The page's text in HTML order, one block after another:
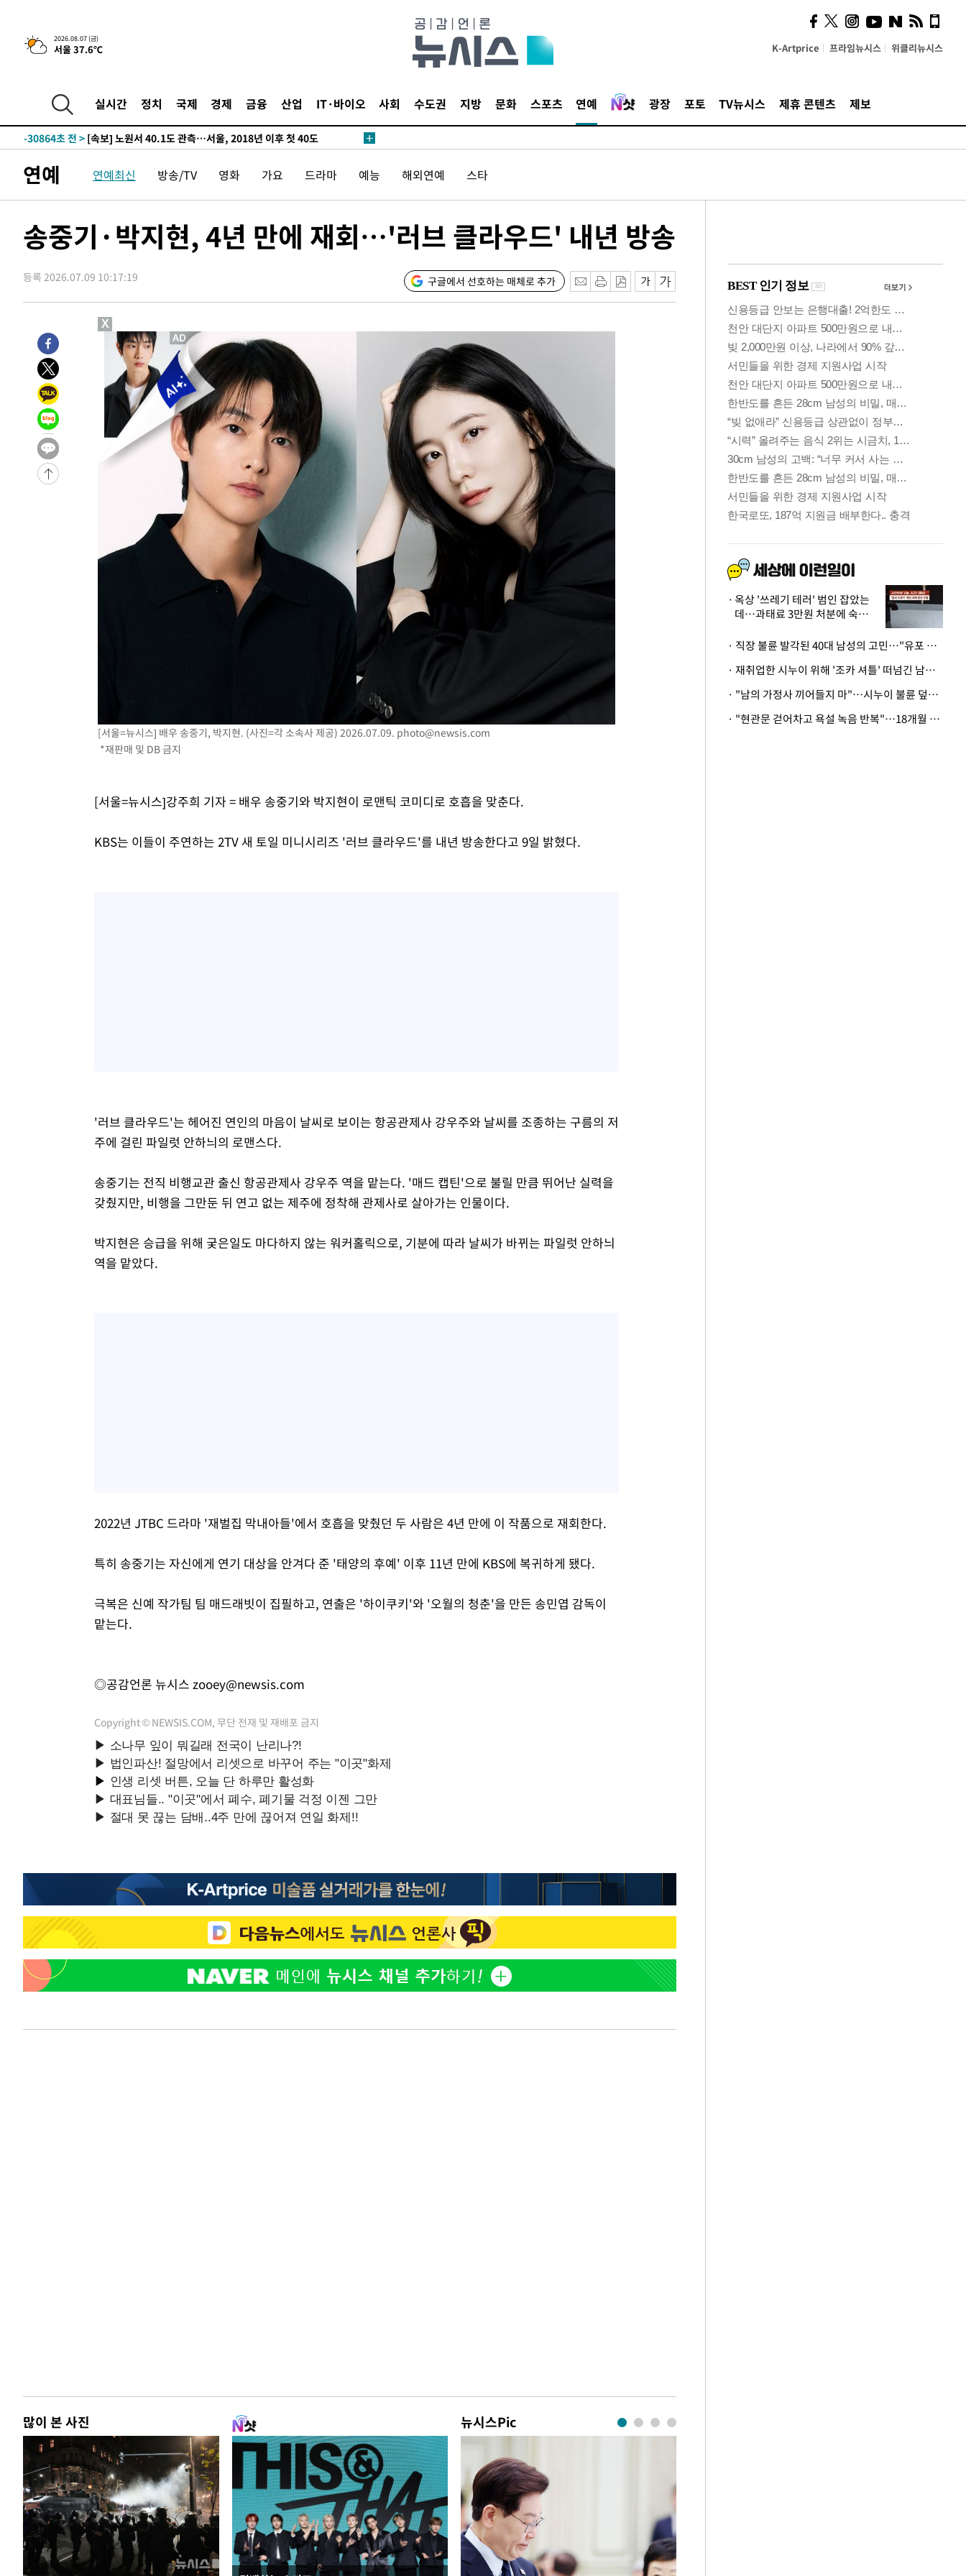
2026.08.07 (금)
서울 37.6℃ K-Artprice 프라임뉴시스 위클리뉴시스
실시간 정치 국제 경제 금융 산업 IT·바이오 사회 수도권 지방 문화 스포츠 연예 광장 포토 TV뉴시스 제휴 콘텐츠 제보
-32035초 전 >여자배구 이재영·이다영 자매, 아제르바이잔 투란VC 입단
-31288초 전 > 외국인 심판 성 접대 7경기 들여다보니…한국 축구 '5승 2무'
-30975초 전 >
[속보]코스피, 6200선 약보합…0.60% 내린 6258.77에 마쳐
-30955초 전 >
-30844초 전 > [속보] 노원서 40.1도 관측…서울, 2018년 이후 첫 40도
-26807초 전 >
외신들도 주목한 韓축구 파문…"국민적 공분에 수사 재개"
-26778초 전 >11시간 압수수색에 성접대 파문까지…'쑥대밭' 된 축구협회
병태 후임
-22158초 전 >[속보]국힘 윤리위, '돌려차기 발언' 진종오·서범수 징계 절차 개시
25.3%↑
-14643초 전 >[속보]'채상병 순직 책임' 임성근, 항소심도 징역 3년
-14509초 전 >[속보]종합특검, '관저이전 봐주기 감사' 유병호 구속기소
민주 콩고 에볼라환자 4천명 돌파, 4053명 발생 1850명 사망
-10359초 전 >
[속보]'300억원대 사기 혐의' 차가원 대표 구속 송치
-9553초 전 >
"미 전국적 살모네라 식중독 원인은 멕시코산 할라피뇨"-- CDC
-8066초 전 >
[속보]경찰·노동부, HL만도 평택사업장 끼임 사망 관련 압수수색
-7947초 전 >
[속보]합수본, '투표율 허위 입력' 중앙·서울·경기도 선관위 등 9곳
압수수색
-7702초 전 >
[속보]원·달러 환율, 오전 9시 1423.8원
-32055초 전 >
여자배구 이재영·이다영 자매, 아제르바이잔 투란VC 입단
-31308초 전 >
외국인 심판 성 접대 7경기 들여다보니…한국 축구 '5승 2무'
-31042초 전 >
[속보]코스닥, 2.86포인트(0.36%) 내린 798.81마감
[속보]코스피, 6200선 약보합…0.60% 내린 6258.77에 마쳐
[속보]원·달러 환율, 7.7원 내린 1416.1원 마감
[속보] 노원서 40.1도 관측…서울, 2018년 이후 첫 40도
[속보]종합특검, '계엄 수용공간 확보' 신용해 前교정본부장 기소
외신들도 주목한 韓축구 파문…"국민적 공분에 수사 재개"
11시간 압수수색에 성접대 파문까지…'쑥대밭' 된 축구협회
[속보]규제합리화위원회 부위원장에 김태유 서울대 공대 교수…이
민주 콩고 에볼라환자 4천명 돌파, 4053명 발생 1850명 사망
[속보]'300억원대 사기 혐의' 차가원 대표 구속 송치
[속보]합수본, '투표율 허위 입력' 중앙·서울·경기도 선관위 등 9곳
연예 연예최신 방송/TV 영화 가요 드라마 예능 해외연예 스타
송중기·박지현, 4년 만에 재회…'러브 클라우드' 내년 방송
등록 2026.07.09 10:17:19 구글에서 선호하는 매체로 추가
[서울=뉴시스] 배우 송중기, 박지현. (사진=각 소속사 제공) 2026.07.09. photo@newsis.com
*재판매 및 DB 금지
[서울=뉴시스]강주희 기자 = 배우 송중기와 박지현이 로맨틱 코미디로 호흡을 맞춘다.
KBS는 이들이 주연하는 2TV 새 토일 미니시리즈 '러브 클라우드'를 내년 방송한다고 9일 밝혔다.
'러브 클라우드'는 헤어진 연인의 마음이 날씨로 보이는 항공관제사 강우주와 날씨를 조종하는 구름의 저
주에 걸린 파일럿 안하늬의 로맨스다.
송중기는 전직 비행교관 출신 항공관제사 강우주 역을 맡는다. '매드 캡틴'으로 불릴 만큼 뛰어난 실력을
갖췄지만, 비행을 그만둔 뒤 연고 없는 제주에 정착해 관제사로 살아가는 인물이다.
박지현은 승급을 위해 궂은일도 마다하지 않는 워커홀릭으로, 기분에 따라 날씨가 바뀌는 파일럿 안하늬
역을 맡았다.
2022년 JTBC 드라마 '재벌집 막내아들'에서 호흡을 맞췄던 두 사람은 4년 만에 이 작품으로 재회한다.
특히 송중기는 자신에게 연기 대상을 안겨다 준 '태양의 후예' 이후 11년 만에 KBS에 복귀하게 됐다.
극복은 신예 작가팀 팀 매드래빗이 집필하고, 연출은 '하이쿠키'와 '오월의 청춘'을 만든 송민엽 감독이
맡는다.
◎공감언론 뉴시스 zooey@newsis.com
Copyright © NEWSIS.COM, 무단 전재 및 재배포 금지
많이 본 사진 뉴시스Pic
시, 스마트폰 액세서리에
NFC 더했다
옥상 '쓰레기 테러' 범인 잡았는
데…과태료 3만원 처분에 숙박업
· 직장 불륜 발각된 40대 남성의 고민…"유포 동료 명예훼손·협박죄 고소 가능할까"
· 재취업한 시누이 위해 '조카 셔틀' 떠넘긴 남편…아내 "난 못한다"
· "남의 가정사 끼어들지 마"…시누이 불륜 덮으려는 남편에 억울한 아내
· "현관문 걷어차고 욕설 녹음 반복"…18개월 아기 키우는 집 뒤흔든 '앞집의 비극'
X